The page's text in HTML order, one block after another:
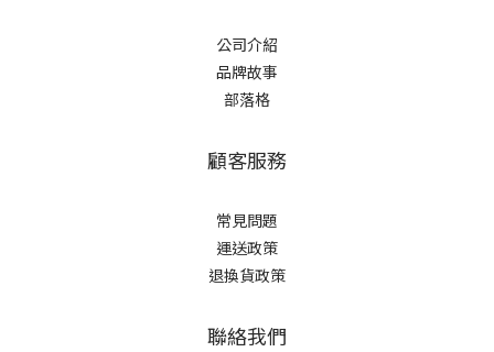
公司介紹
品牌故事
部落格
顧客服務
常見問題
運送政策
退換貨政策
聯絡我們